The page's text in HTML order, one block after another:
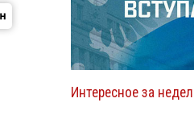
Интересное за